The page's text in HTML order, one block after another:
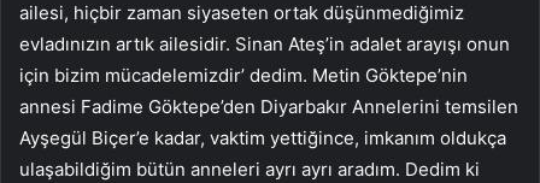
ailesi, hiçbir zaman siyaseten ortak düşünmediğimiz
evladınızın artık ailesidir. Sinan Ateş’in adalet arayışı onun
için bizim mücadelemizdir’ dedim. Metin Göktepe’nin
annesi Fadime Göktepe’den Diyarbakır Annelerini temsilen
Ayşegül Biçer’e kadar, vaktim yettiğince, imkanım oldukça
ulaşabildiğim bütün anneleri ayrı ayrı aradım. Dedim ki